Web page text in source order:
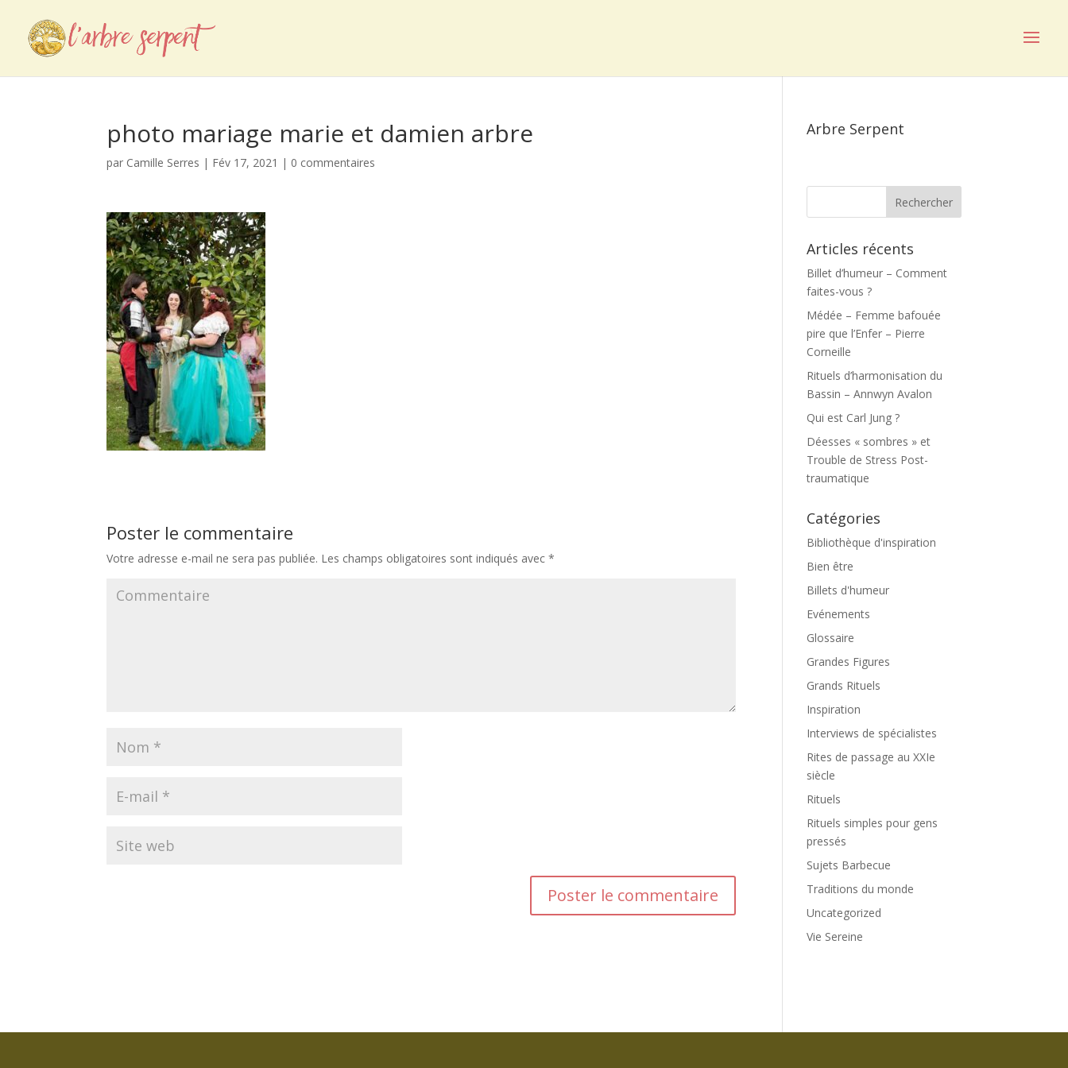
photo mariage marie et damien arbre
par Camille Serres | Fév 17, 2021 | 0 commentaires
Poster le commentaire
Votre adresse e-mail ne sera pas publiée. Les champs obligatoires sont indiqués avec*
Arbre Serpent
Articles récents
Billet d’humeur – Comment
faites-vous ?
Médée – Femme bafouée
pire que l’Enfer – Pierre
Corneille
Rituels d’harmonisation du
Bassin – Annwyn Avalon
Qui est Carl Jung ?
Déesses « sombres » et
Trouble de Stress Post-
traumatique
Catégories
Bibliothèque d'inspiration
Bien être
Billets d'humeur
Evénements
Glossaire
Grandes Figures
Grands Rituels
Inspiration
Interviews de spécialistes
Rites de passage au XXIe
siècle
Rituels
Rituels simples pour gens
pressés
Sujets Barbecue
Traditions du monde
Uncategorized
Vie Sereine